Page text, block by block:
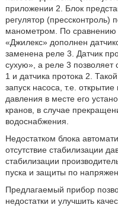
приложении 2. Блок
регулятор
манометром. По сравнению
«Джилекс» дополнен
заменена реле 3. Датчик
сухую», а реле 3 позволяет
1 и датчика протока 2.
запуск насоса, т.е.
давления в месте его
кранов, в случае
водоснабжения.
Недостатком блока
отсутствие стабилизации
стабилизации
пуска и защиты по
Предлагаемый прибор
недостатки и улучшить